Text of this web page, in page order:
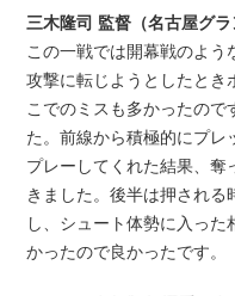
三木隆司 監督（名古屋グラ
この一戦では開幕戦のよ
攻撃に転じようとしたとき
こでのミスも多かったので
た。前線から積極的にプレ
プレーしてくれた結果、
きました。後半は押され
し、シュート体勢に入っ
かったので良かったです。